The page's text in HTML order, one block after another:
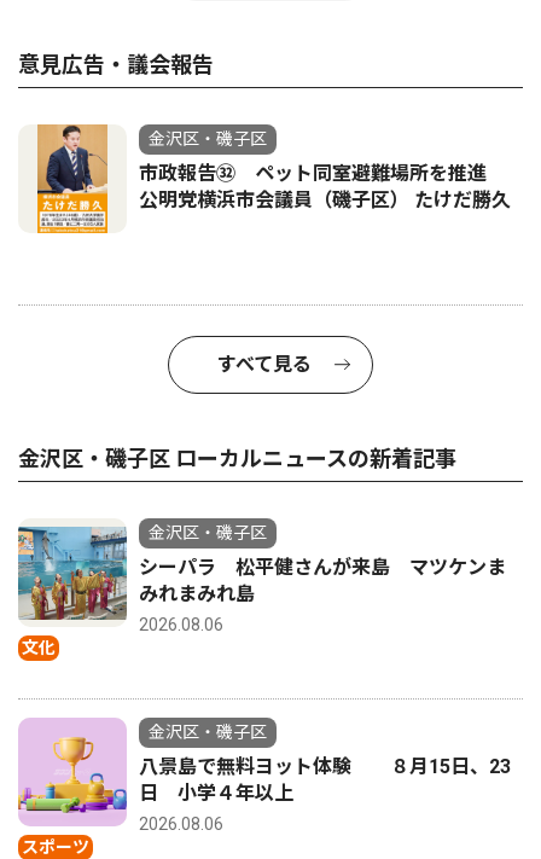
意見広告・議会報告
金沢区・磯子区
市政報告㉜ ペット同室避難場所を推進
公明党横浜市会議員（磯子区） たけだ勝久
すべて見る
金沢区・磯子区 ローカルニュースの新着記事
文化
金沢区・磯子区
シーパラ 松平健さんが来島 マツケンま
みれまみれ島
2026.08.06
スポーツ
金沢区・磯子区
八景島で無料ヨット体験 ８月15日、23
日 小学４年以上
2026.08.06